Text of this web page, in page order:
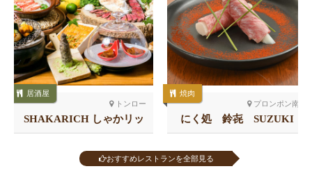
トンロー
居酒屋
SHAKARICH しゃかリッ
チ トンロー
プロンポン南
焼肉
にく処 鈴㐂 SUZUKI
おすすめレストランを全部見る